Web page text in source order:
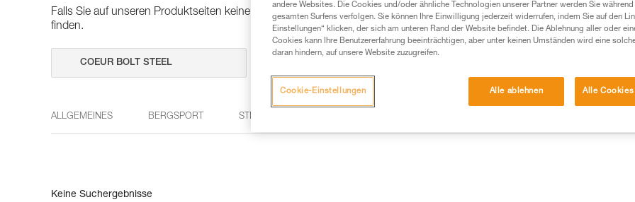
Falls Sie auf unseren Produktseiten keine Antworten auf Ihre Fragen gefunden haben, sollten Sie sie hier
finden.
ALLGEMEINES BERGSPORT STIRNLAMPEN
Keine Suchergebnisse
andere Websites. Die Cookies und/oder ähnliche Technologien unserer Partner werden Sie während
gesamten Surfens verfolgen. Sie können Ihre Einwilligung jederzeit widerrufen, indem Sie auf den
Einstellungen“ klicken, der sich am unteren Rand der Website befindet. Die Ablehnung aller oder
Cookies kann Ihre Benutzererfahrung beeinträchtigen, aber unter keinen Umständen wird eine
daran hindern, auf unsere Website zuzugreifen.
Alle ablehnen Alle Cookies
Cookie-Einstellungen